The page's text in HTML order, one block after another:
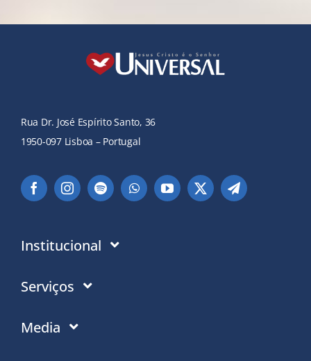
Rua Dr. José Espírito Santo, 36
1950-097 Lisboa – Portugal
Institucional
Instituição
Serviços
Contactos
Media